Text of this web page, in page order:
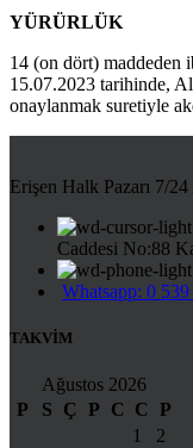
YÜRÜRLÜK
14 (on dört) maddeden
15.07.2023 tarihinde,
onaylanmak suretiyle
Erişen Halk Pazarı 7/
Caddesi No:88
Whatsapp: 0
TAKVİM
Ağustos 2026
P
S Ç P C C
P
1
2